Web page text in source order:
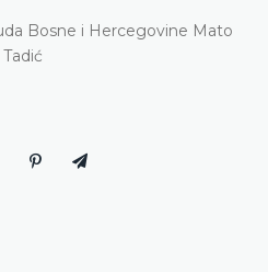
Bosne i Hercegovine Mato
Tadić